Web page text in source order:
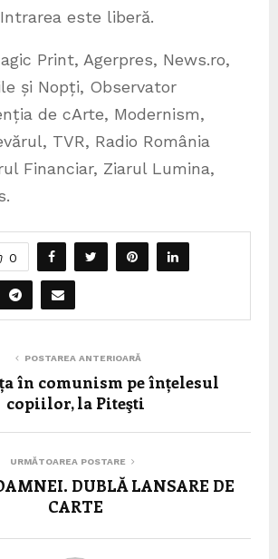
este liberă.
Print, Agerpres, News.ro,
și Nopți, Observator
de cArte, Modernism,
TVR, Radio România
Financiar, Ziarul Lumina,
0
POSTAREA ANTERIOARĂ
în comunism pe înțelesul
copiilor, la Piteşti
URMĂTOAREA POSTARE
DUBLĂ LANSARE DE
CARTE